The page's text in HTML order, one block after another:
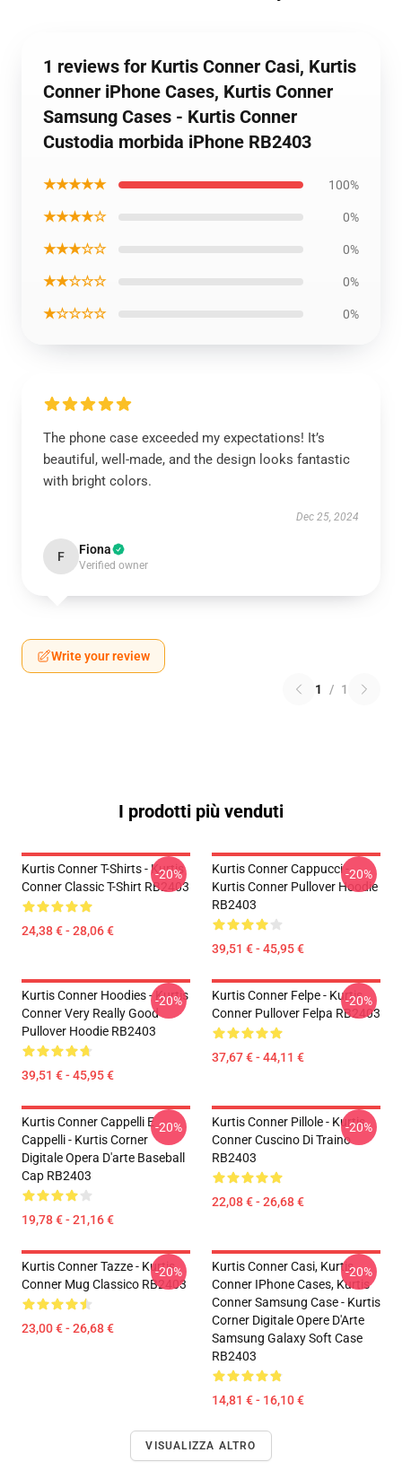
1 reviews for Kurtis Conner Casi, Kurtis
Conner iPhone Cases, Kurtis Conner
Samsung Cases - Kurtis Conner
Custodia morbida iPhone RB2403
★★★★★ 100%
★★★★☆ 0%
★★★☆☆ 0%
★★☆☆☆ 0%
★☆☆☆☆ 0%
The phone case exceeded my expectations! It’s
beautiful, well-made, and the design looks fantastic
with bright colors.
Dec 25, 2024
F Fiona
Verified owner
Write your review
1 / 1
I prodotti più venduti
Kurtis Conner T-Shirts - Kurtis
Conner Classic T-Shirt RB2403
24,38 € - 28,06 €
-20%
Kurtis Conner Cappucci -
Kurtis Conner Pullover Hoodie
RB2403
39,51 € - 45,95 €
-20%
Kurtis Conner Hoodies - Kurtis
Conner Very Really Good
Pullover Hoodie RB2403
39,51 € - 45,95 €
-20%
Kurtis Conner Felpe - Kurtis
Conner Pullover Felpa RB2403
37,67 € - 44,11 €
-20%
Kurtis Conner Cappelli E
Cappelli - Kurtis Corner
Digitale Opera D'arte Baseball
Cap RB2403
19,78 € - 21,16 €
-20%
Kurtis Conner Pillole - Kurtis
Conner Cuscino Di Traino
RB2403
22,08 € - 26,68 €
-20%
Kurtis Conner Tazze - Kurtis
Conner Mug Classico RB2403
23,00 € - 26,68 €
-20%
Kurtis Conner Casi, Kurtis
Conner IPhone Cases, Kurtis
Conner Samsung Case - Kurtis
Corner Digitale Opere D'Arte
Samsung Galaxy Soft Case
RB2403
14,81 € - 16,10 €
-20%
VISUALIZZA ALTRO